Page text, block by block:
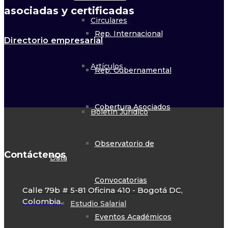
Rep. Internacional
Rep. Gubernamental
Cobertura Asociados
Observatorio de
Convocatorias
Eventos Académicos
Circulares
Artículos
Boletín Jurídico
Data
Estudio Salarial
asociadas y certificadas
Directorio empresarial
Contáctenos
Calle 79b # 5-81 Oficina 410 - Bogotá DC,
Colombia.